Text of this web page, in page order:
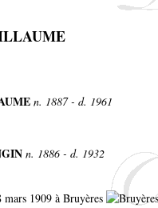
n. 1887 - d. 1961
n. 1886 - d. 1932
mars 1909 à Bruyères